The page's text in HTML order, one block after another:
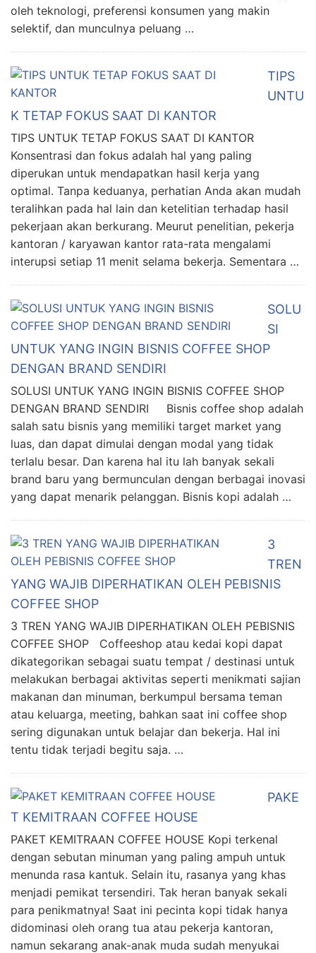
oleh teknologi, preferensi konsumen yang makin
selektif, dan munculnya peluang …
TIPS
UNTU
K TETAP FOKUS SAAT DI KANTOR
TIPS UNTUK TETAP FOKUS SAAT DI KANTOR
Konsentrasi dan fokus adalah hal yang paling
diperukan untuk mendapatkan hasil kerja yang
optimal. Tanpa keduanya, perhatian Anda akan mudah
teralihkan pada hal lain dan ketelitian terhadap hasil
pekerjaan akan berkurang. Meurut penelitian, pekerja
kantoran / karyawan kantor rata-rata mengalami
interupsi setiap 11 menit selama bekerja. Sementara …
SOLU
SI
UNTUK YANG INGIN BISNIS COFFEE SHOP
DENGAN BRAND SENDIRI
SOLUSI UNTUK YANG INGIN BISNIS COFFEE SHOP
DENGAN BRAND SENDIRI Bisnis coffee shop adalah
salah satu bisnis yang memiliki target market yang
luas, dan dapat dimulai dengan modal yang tidak
terlalu besar. Dan karena hal itu lah banyak sekali
brand baru yang bermunculan dengan berbagai inovasi
yang dapat menarik pelanggan. Bisnis kopi adalah …
3
TREN
YANG WAJIB DIPERHATIKAN OLEH PEBISNIS
COFFEE SHOP
3 TREN YANG WAJIB DIPERHATIKAN OLEH PEBISNIS
COFFEE SHOP Coffeeshop atau kedai kopi dapat
dikategorikan sebagai suatu tempat / destinasi untuk
melakukan berbagai aktivitas seperti menikmati sajian
makanan dan minuman, berkumpul bersama teman
atau keluarga, meeting, bahkan saat ini coffee shop
sering digunakan untuk belajar dan bekerja. Hal ini
tentu tidak terjadi begitu saja. …
PAKE
T KEMITRAAN COFFEE HOUSE
PAKET KEMITRAAN COFFEE HOUSE Kopi terkenal
dengan sebutan minuman yang paling ampuh untuk
menunda rasa kantuk. Selain itu, rasanya yang khas
menjadi pemikat tersendiri. Tak heran banyak sekali
para penikmatnya! Saat ini pecinta kopi tidak hanya
didominasi oleh orang tua atau pekerja kantoran,
namun sekarang anak-anak muda sudah menyukai